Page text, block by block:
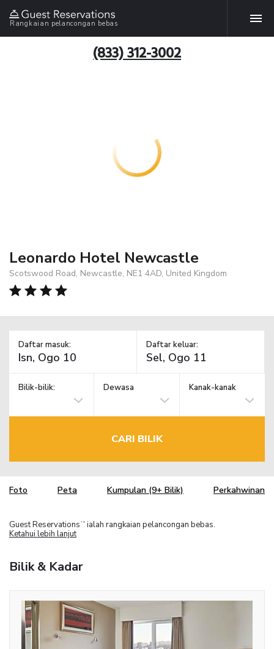
Rangkaian pelancongan bebas
(833) 312-3002
Leonardo Hotel Newcastle
Scotswood Road, Newcastle, NE1 4AD, United Kingdom
Daftar masuk: Daftar keluar:
Bilik-bilik: Dewasa Kanak-kanak
CARI BILIK
Foto Peta Kumpulan (9+ Bilik) Perkahwinan
Guest Reservations TM ialah rangkaian pelancongan bebas.
Ketahui lebih lanjut
Bilik & Kadar